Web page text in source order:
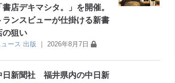
書店デキマシタ。」を開催。
ランスビューが仕掛ける新書
の狙い
ース 出版 ｜2026年8月7日
日新聞社 福井県内の中日新